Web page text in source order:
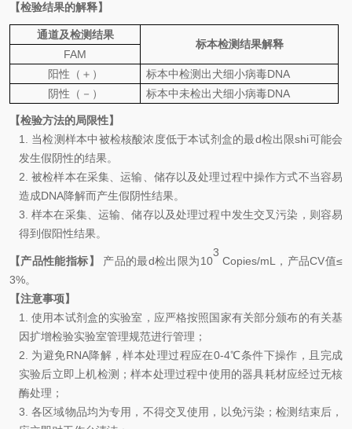
【检验结果的解释】
通道及检测结果
标本检测结果解释
FAM
阳性（＋）
标本中检测 出犬细小病毒DNA
阴性（－）
标本中未检出犬细小病毒DNA
【检验方法的局限性】
1. 当检测样本中被检核酸浓度低于本试剂盒的最d检出限shi可能会
发生假阴性的结果。
2.被检样本在采集、运输、储存以及处理过程中操作方式不当容易
造成DNA降解而产生假阴性结果。
3.样本在采集、运输、储存以及处理过程中发生交叉污染，则容易
得到假阳性结果。
【产品性能指标】 产品的最d检出限为10
3
Copies/mL ，产品CV值≤
3%。
【注意事项】
1.使用本试剂盒的实验室，应严格按照国家有关部分颁布的有关基
因扩增检验实验室管理规范进行管理 ；
2. 为避免RNA降解，样本处理过程应在0-4℃条件下操作，且完成
实验后立即上机检测；样本处理过程中使用的器具耗材应经过无核
酶处理 ；
3.各区域物品均为专用，不得交叉使用，以免污染 ；检测结束后，